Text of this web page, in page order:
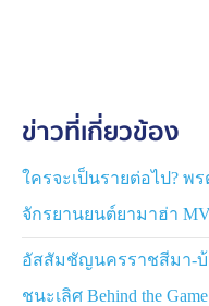
ข่าวที่เกี่ยวข้อง
ใครจะเป็นรายต่อไป? พ
จักรยานยนต์ยามาฮ่า
อัสสัมชัญนครราชสีมา-
ชนะเลิศ Behind the